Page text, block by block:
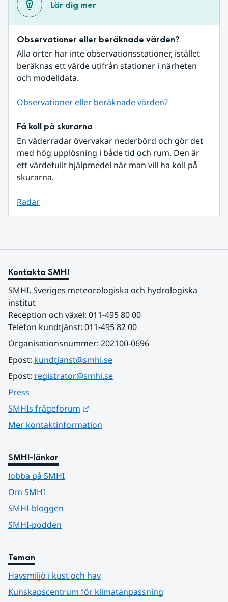
Lär dig mer
Observationer eller beräknade värden?
Alla orter har inte observationsstationer, istället
beräknas ett värde utifrån stationer i närheten
och modelldata.
Observationer eller beräknade värden?
Få koll på skurarna
En väderradar övervakar nederbörd och gör det
med hög upplösning i både tid och rum. Den är
ett värdefullt hjälpmedel när man vill ha koll på
skurarna.
Radar
Kontakta SMHI
SMHI, Sveriges meteorologiska och hydrologiska
institut
Reception och växel: 011-495 80 00
Telefon kundtjänst: 011-495 82 00
Organisationsnummer: 202100-0696
Epost: kundtjanst@smhi.se
Epost: registrator@smhi.se
Press
SMHIs frågeforum
Mer kontaktinformation
SMHI-länkar
Jobba på SMHI
Om SMHI
SMHI-bloggen
SMHI-podden
Teman
Havsmiljö i kust och hav
Kunskapscentrum för klimatanpassning